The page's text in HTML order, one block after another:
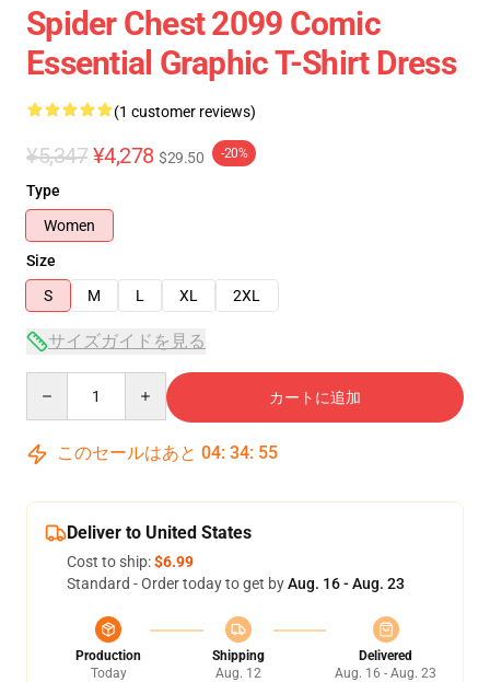
Spider Chest 2099 Comic
Essential Graphic T-Shirt Dress
(1 customer reviews)
¥5,347 ¥4,278 $29.50 -20%
Type
Women
Size
S
M L XL 2XL
サイズガイドを見る
カートに追加
このセールはあと 04: 34: 54
Deliver to United States
Cost to ship:$6.99
Standard - Order today to get byAug. 16 - Aug. 23
Production
Today
Shipping
Aug. 12
Delivered
Aug. 16 - Aug. 23